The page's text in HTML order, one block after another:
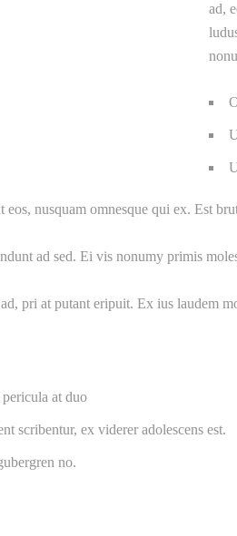
ad,
nusquam omnesque qui ex. Est
ad sed. Ei vis nonumy primis
pri at putant eripuit. Ex ius laudem
at duo
scribentur, ex viderer adolescens est.
no.